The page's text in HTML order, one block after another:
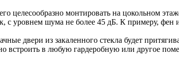
монтировать на цокольном
с уровнем шума не более 45 дБ. К примеру,
двери из закаленного стекла будет
встроить в любую гардеробную или другое